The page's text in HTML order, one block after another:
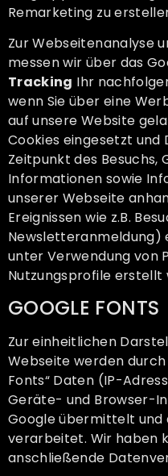
Remarketing zu
Zur Webseitenanalyse
messen wir über das
Tracking Ihr
wenn Sie über eine
auf unsere Website
Cookies eingesetzt und
Zeitpunkt des
Informationen sowie
unserer Webseite
Ereignissen wie z.B.
Newsletteranmeldung)
unter Verwendung von
Nutzungsprofile erstellt
GOOGLE FONTS
Zur einheitlichen
Webseite werden
Fonts“ Daten (IP-
Geräte- und Browser-
Google übermittelt und
verarbeitet. Wir haben
anschließende